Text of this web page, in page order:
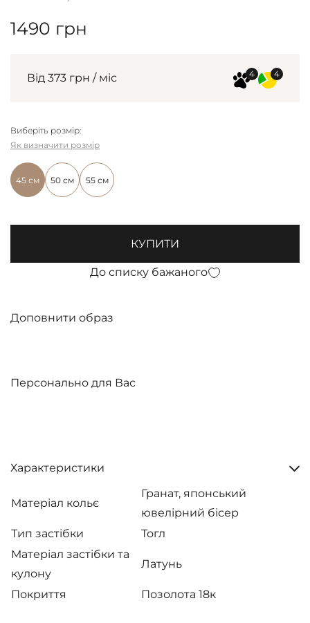
1490 грн
Від 373 грн / міс
Виберіть розмір:
45 см 50 см 55 см
Як визначити розмір
КУПИТИ
До списку бажаного
Доповнити образ
Персонально для Вас
Характеристики
Матеріал кольє
Гранат, японський
ювелірний бісер
Тип застібки
Тогл
Матеріал застібки та
кулону
Латунь
Покриття Позолота 18к